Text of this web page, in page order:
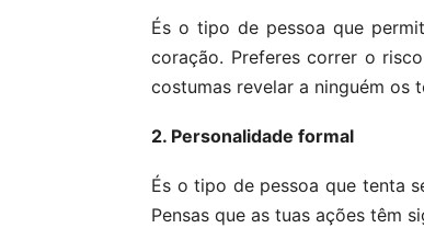
És o tipo de pessoa que
coração. Preferes correr o
costumas revelar a ninguém os
2. Personalidade formal
És o tipo de pessoa que tenta
Pensas que as tuas ações têm